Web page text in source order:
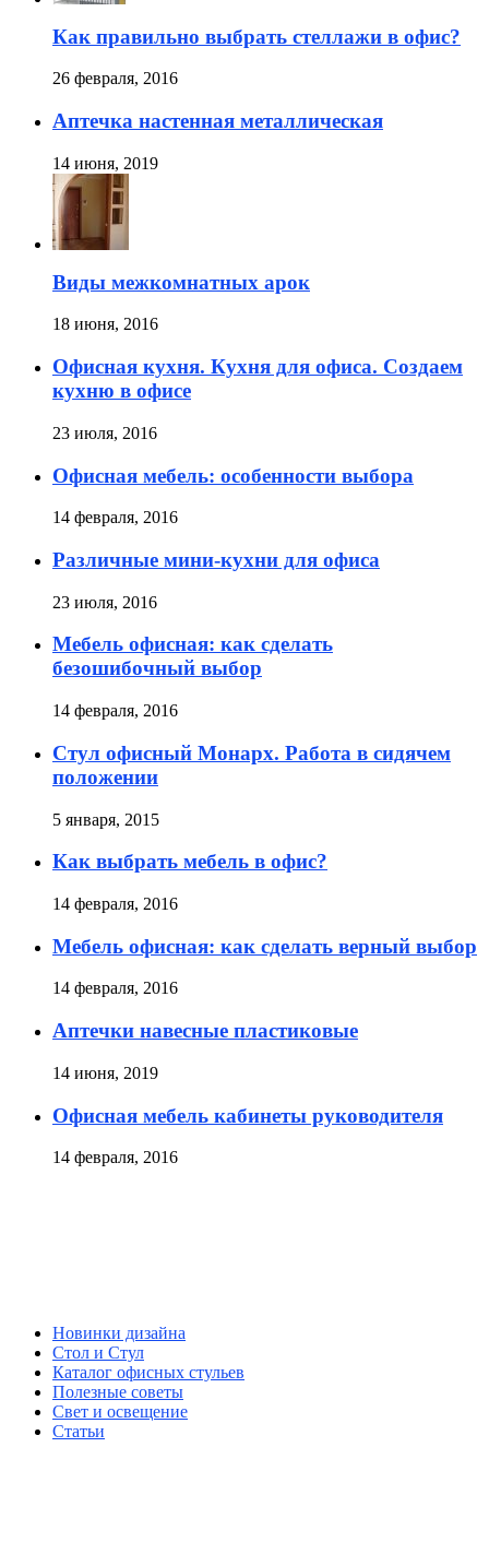
Как правильно выбрать стеллажи в офис?
26 февраля, 2016
Аптечка настенная металлическая
14 июня, 2019
Виды межкомнатных арок
18 июня, 2016
Офисная кухня. Кухня для офиса. Создаем
кухню в офисе
23 июля, 2016
Офисная мебель: особенности выбора
14 февраля, 2016
Различные мини-кухни для офиса
23 июля, 2016
Мебель офисная: как сделать
безошибочный выбор
14 февраля, 2016
Стул офисный Монарх. Работа в сидячем
положении
5 января, 2015
Как выбрать мебель в офис?
14 февраля, 2016
Мебель офисная: как сделать верный выбор
14 февраля, 2016
Аптечки навесные пластиковые
14 июня, 2019
Офисная мебель кабинеты руководителя
14 февраля, 2016
Новинки дизайна
Стол и Стул
Каталог офисных стульев
Полезные советы
Свет и освещение
Статьи